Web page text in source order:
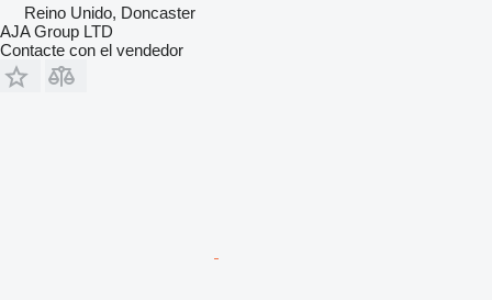
Reino Unido, Doncaster
AJA Group LTD
Contacte con el vendedor